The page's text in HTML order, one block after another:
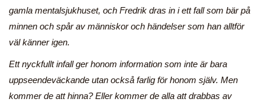
gamla mentalsjukhuset, och Fredrik dras in i ett fall som bär på
minnen och spår av människor och händelser som han alltför
väl känner igen.
Ett nyckfullt infall ger honom information som inte är bara
uppseendeväckande utan också farlig för honom själv. Men
kommer de att hinna? Eller kommer de alla att drabbas av